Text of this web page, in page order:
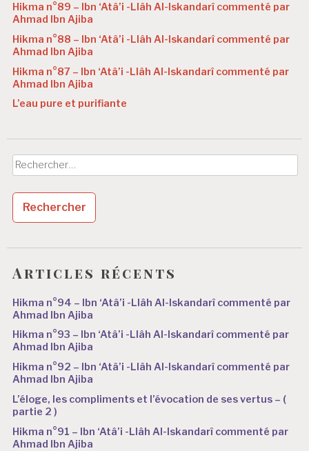
Hikma n°89 – Ibn ‘Atâ’i -Llâh Al-Iskandarî commenté par
Ahmad Ibn Ajiba
Hikma n°88 – Ibn ‘Atâ’i -Llâh Al-Iskandarî commenté par
Ahmad Ibn Ajiba
Hikma n°87 – Ibn ‘Atâ’i -Llâh Al-Iskandarî commenté par
Ahmad Ibn Ajiba
L’eau pure et purifiante
Rechercher :
Articles récents
Hikma n°94 – Ibn ‘Atâ’i -Llâh Al-Iskandarî commenté par
Ahmad Ibn Ajiba
Hikma n°93 – Ibn ‘Atâ’i -Llâh Al-Iskandarî commenté par
Ahmad Ibn Ajiba
Hikma n°92 – Ibn ‘Atâ’i -Llâh Al-Iskandarî commenté par
Ahmad Ibn Ajiba
L’éloge, les compliments et l’évocation de ses vertus – (
partie 2 )
Hikma n°91 – Ibn ‘Atâ’i -Llâh Al-Iskandarî commenté par
Ahmad Ibn Ajiba